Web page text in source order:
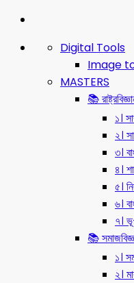
Digital Tools
Image
MASTERS
📚
১।
২।
৩।
৪।
৫।
৬।
৭।
📚
১।
২।